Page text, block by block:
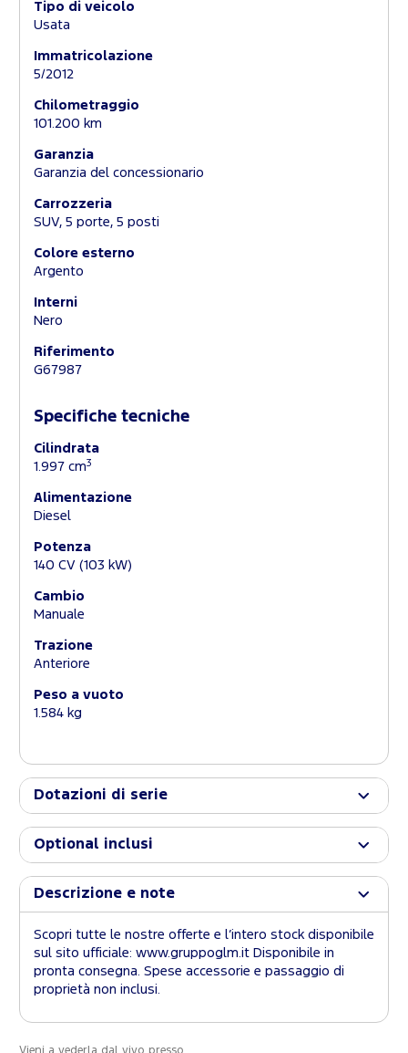
Tipo di veicolo
Usata
Immatricolazione
5/2012
Chilometraggio
101.200 km
Garanzia
Garanzia del concessionario
Carrozzeria
SUV, 5 porte, 5 posti
Colore esterno
Argento
Interni
Nero
Riferimento
G67987
Specifiche tecniche
Cilindrata
1.997 cm3
Alimentazione
Diesel
Potenza
140 CV (103 kW)
Cambio
Manuale
Trazione
Anteriore
Peso a vuoto
1.584 kg
Dotazioni di serie
Optional inclusi
Descrizione e note
Scopri tutte le nostre offerte e l’intero stock disponibile
sul sito ufficiale: www.gruppoglm.it Disponibile in
pronta consegna. Spese accessorie e passaggio di
proprietà non inclusi.
Vieni a vederla dal vivo presso